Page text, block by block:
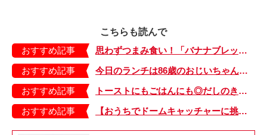
こちらも読んで
おすすめ記事
思わずつまみ食い！「バナナブレッド」のレシピを公開【我が家のごはん日記／みないきぬこさんちの食卓】
おすすめ記事
今日のランチは86歳のおじいちゃんが担当。ドイツの台所はジェンダーフリー【日登美のタベコト in Berlin・21】
おすすめ記事
トーストにもごはんにも◎だしのきいたスープの懐の深さよ…【我が家のごはん日記／いづいさちこさんちの食卓】
おすすめ記事
【おうちでドームキャッチャーに挑戦だ】アンパンマン わくわくドームキャッチャー